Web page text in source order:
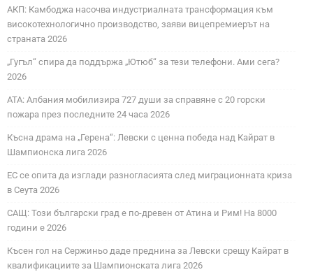
АКП: Камбоджа насочва индустриалната трансформация към
високотехнологично производство, заяви вицепремиерът на
страната 2026
„Гугъл“ спира да поддържа „Ютюб“ за тези телефони. Ами сега?
2026
АТА: Албания мобилизира 727 души за справяне с 20 горски
пожара през последните 24 часа 2026
Късна драма на „Герена“: Левски с ценна победа над Кайрат в
Шампионска лига 2026
ЕС се опита да изглади разногласията след миграционната криза
в Сеута 2026
САЩ: Този български град е по-древен от Атина и Рим! На 8000
години е 2026
Късен гол на Сержиньо даде преднина за Левски срещу Кайрат в
квалификациите за Шампионската лига 2026